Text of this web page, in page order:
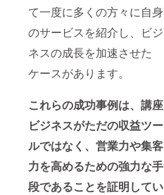
て一度に多くの方々に自身
のサービスを紹介し、ビジ
ネスの成長を加速させた
ケースがあります。
これらの成功事例は、講座
ビジネスがただの収益ツー
ルではなく、営業力や集客
力を高めるための強力な手
段であることを証明してい